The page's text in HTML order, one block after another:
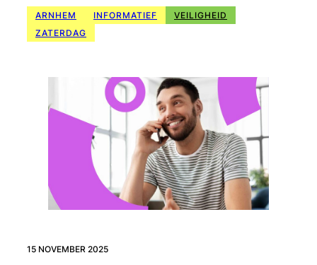
ARNHEM INFORMATIEF
VEILIGHEID
ZATERDAG
15 NOVEMBER 2025